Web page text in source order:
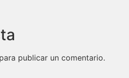
para publicar un comentario.